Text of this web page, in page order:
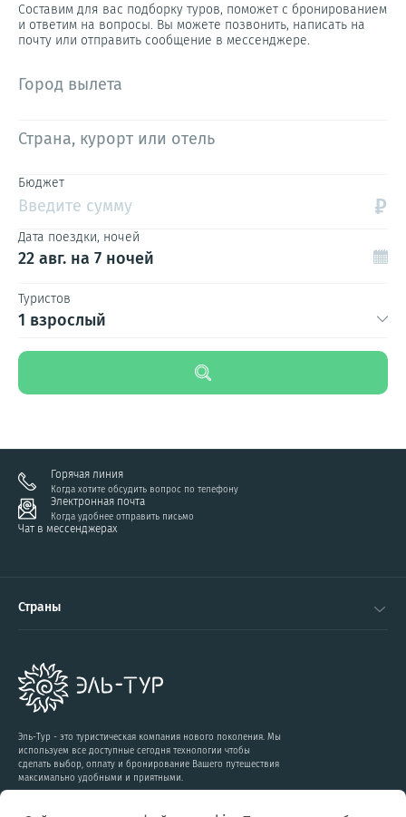
Составим для вас подборку туров, поможет с бронированием
и ответим на вопросы. Вы можете позвонить, написать на
почту или отправить сообщение в мессенджере.
Город вылета
Страна, курорт или отель
Бюджет
Введите сумму ₽
Дата поездки, ночей
22 авг. на 7 ночей
Туристов
1 взрослый
Горячая линия
Когда хотите обсудить вопрос по телефону
Электронная почта
Когда удобнее отправить письмо
Чат в мессенджерах
Эль-Тур - это туристическая компания нового поколения. Мы
используем все доступные сегодня технологии чтобы
сделать выбор, оплату и бронирование Вашего путешествия
максимально удобными и приятными.
Страны